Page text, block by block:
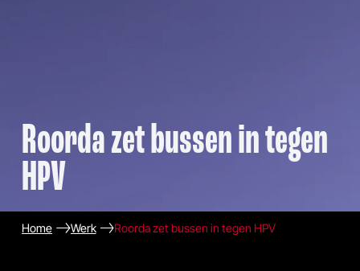
Roorda zet bussen in tegen
HPV
Home Werk Roorda zet bussen in tegen HPV